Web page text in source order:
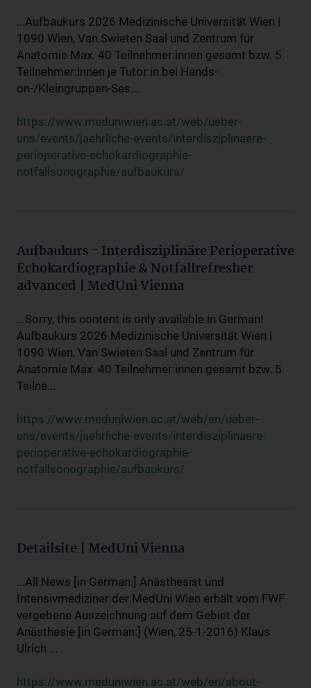
...Aufbaukurs 2026 Medizinische Universität Wien |
1090 Wien, Van Swieten Saal und Zentrum für
Anatomie Max. 40 Teilnehmer:innen gesamt bzw. 5
Teilnehmer:innen je Tutor:in bei Hands-
on-/Kleingruppen-Ses...
https://www.meduniwien.ac.at/web/ueber-
uns/events/jaehrliche-events/interdisziplinaere-
perioperative-echokardiographie-
notfallsonographie/aufbaukurs/
Aufbaukurs - Interdisziplinäre Perioperative
Echokardiographie & Notfallrefresher
advanced | MedUni Vienna
...Sorry, this content is only available in German!
Aufbaukurs 2026 Medizinische Universität Wien |
1090 Wien, Van Swieten Saal und Zentrum für
Anatomie Max. 40 Teilnehmer:innen gesamt bzw. 5
Teilne...
https://www.meduniwien.ac.at/web/en/ueber-
uns/events/jaehrliche-events/interdisziplinaere-
perioperative-echokardiographie-
notfallsonographie/aufbaukurs/
Detailsite | MedUni Vienna
...All News [in German:] Anästhesist und
Intensivmediziner der MedUni Wien erhält vom FWF
vergebene Auszeichnung auf dem Gebiet der
Anästhesie [in German:] (Wien, 25-1-2016) Klaus
Ulrich ...
https://www.meduniwien.ac.at/web/en/about-